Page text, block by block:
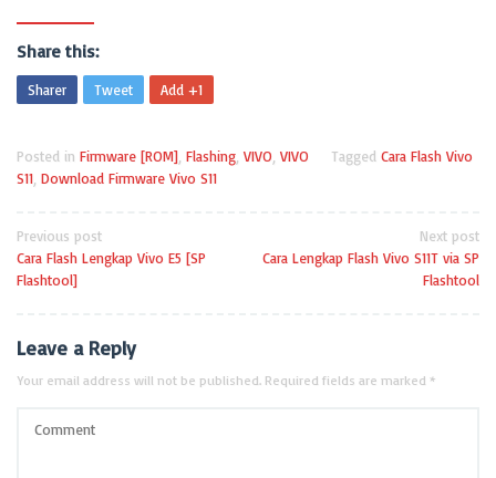
Share this:
Sharer Tweet Add +1
Posted in Firmware [ROM], Flashing, VIVO, VIVO Tagged Cara Flash Vivo
S11, Download Firmware Vivo S11
Previous post
Cara Flash Lengkap Vivo E5 [SP
Flashtool]
Next post
Cara Lengkap Flash Vivo S11T via SP
Flashtool
Leave a Reply
Your email address will not be published. Required fields are marked *